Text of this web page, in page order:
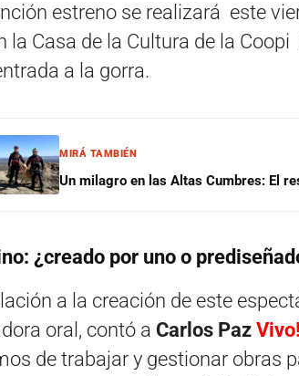
estreno se realizará este
la Casa de la Cultura de la
a la gorra.
MIRÁ TAMBIÉN
Un milagro en las Altas Cumbres: El
¿creado por uno o
a la creación de este
oral, contó a Carlos Paz Vivo!
de trabajar y gestionar obras